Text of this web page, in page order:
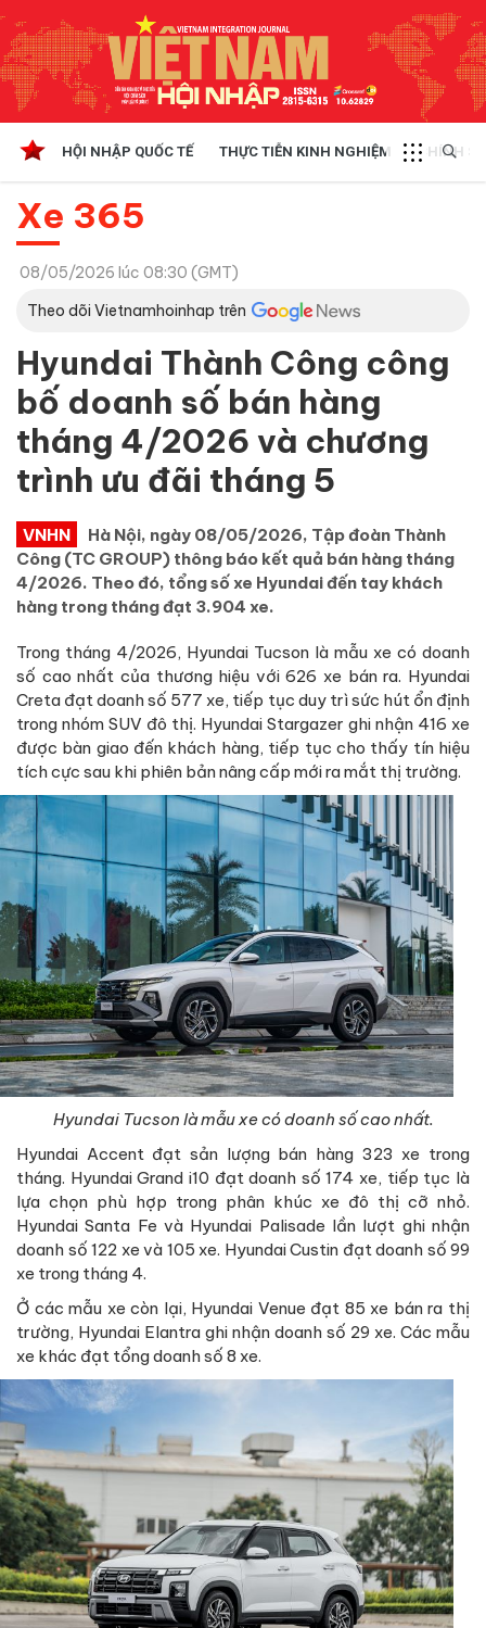
HỘI NHẬP QUỐC TẾ THỰC TIỄN KINH NGHIỆM CHÍNH
Xe 365
08/05/2026 lúc 08:30 (GMT)
Theo dõi Vietnamhoinhap trên
Hyundai Thành Công công
bố doanh số bán hàng
tháng 4/2026 và chương
trình ưu đãi tháng 5
VNHN
Hà Nội, ngày 08/05/2026, Tập đoàn Thành
Công (TC GROUP) thông báo kết quả bán hàng tháng
4/2026. Theo đó, tổng số xe Hyundai đến tay khách
hàng trong tháng đạt 3.904 xe.
Trong tháng 4/2026, Hyundai Tucson là mẫu xe có doanh
số cao nhất của thương hiệu với 626 xe bán ra. Hyundai
Creta đạt doanh số 577 xe, tiếp tục duy trì sức hút ổn định
trong nhóm SUV đô thị. Hyundai Stargazer ghi nhận 416 xe
được bàn giao đến khách hàng, tiếp tục cho thấy tín hiệu
tích cực sau khi phiên bản nâng cấp mới ra mắt thị trường.
Hyundai Tucson là mẫu xe có doanh số cao nhất.
Hyundai Accent đạt sản lượng bán hàng 323 xe trong
tháng. Hyundai Grand i10 đạt doanh số 174 xe, tiếp tục là
lựa chọn phù hợp trong phân khúc xe đô thị cỡ nhỏ.
Hyundai Santa Fe và Hyundai Palisade lần lượt ghi nhận
doanh số 122 xe và 105 xe. Hyundai Custin đạt doanh số 99
xe trong tháng 4.
Ở các mẫu xe còn lại, Hyundai Venue đạt 85 xe bán ra thị
trường, Hyundai Elantra ghi nhận doanh số 29 xe. Các mẫu
xe khác đạt tổng doanh số 8 xe.